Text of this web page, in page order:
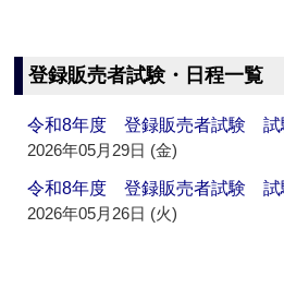
登録販売者試験・日程一覧
令和8年度 登録販売者試験 試
2026年05月29日 (金)
令和8年度 登録販売者試験 試
2026年05月26日 (火)